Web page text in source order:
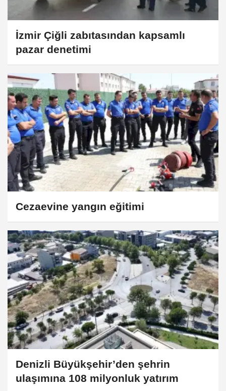
İzmir Çiğli zabıtasından kapsamlı
pazar denetimi
Cezaevine yangın eğitimi
Denizli Büyükşehir’den şehrin
ulaşımına 108 milyonluk yatırım